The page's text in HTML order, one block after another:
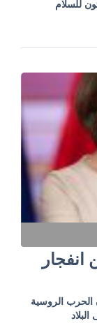
للسلام
الحرب الروسية